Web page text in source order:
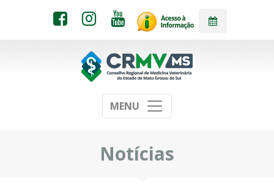
MENU
Notícias